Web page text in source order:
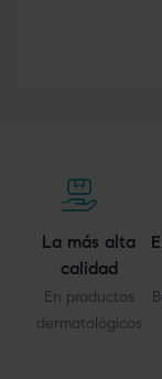
La más alta
calidad
En productos
dermatológicos